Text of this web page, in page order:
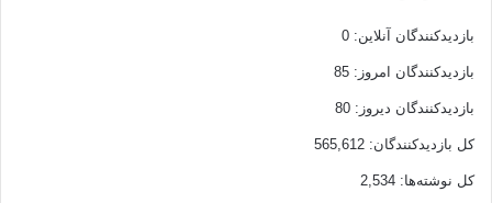
بازدیدکنندگان آنلاین: 0
بازدیدکنندگان امروز: 85
بازدیدکنندگان دیروز: 80
کل بازدیدکنند‌گان: 565,612
کل نوشته‌ها: 2,534